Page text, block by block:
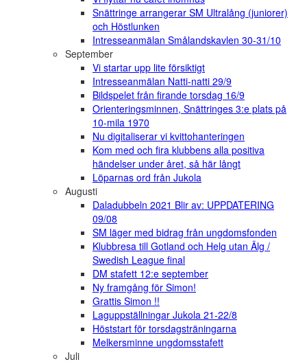
Snättringe arrangerar SM Ultralång (juniorer)
och Höstlunken
Intresseanmälan Smålandskavlen 30-31/10
September
Vi startar upp lite försiktigt
Intresseanmälan Natti-natti 29/9
Bildspelet från firande torsdag 16/9
Orienteringsminnen, Snättringes 3:e plats på
10-mila 1970
Nu digitaliserar vi kvittohanteringen
Kom med och fira klubbens alla positiva
händelser under året, så här långt
Löparnas ord från Jukola
Augusti
Daladubbeln 2021 Blir av: UPPDATERING
09/08
SM läger med bidrag från ungdomsfonden
Klubbresa till Gotland och Helg utan Älg /
Swedish League final
DM stafett 12:e september
Ny framgång för Simon!
Grattis Simon !!
Laguppställningar Jukola 21-22/8
Höststart för torsdagsträningarna
Melkersminne ungdomsstafett
Juli